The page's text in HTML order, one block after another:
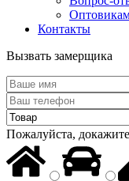
Контакты
Вызвать замерщика
Пожалуйста,